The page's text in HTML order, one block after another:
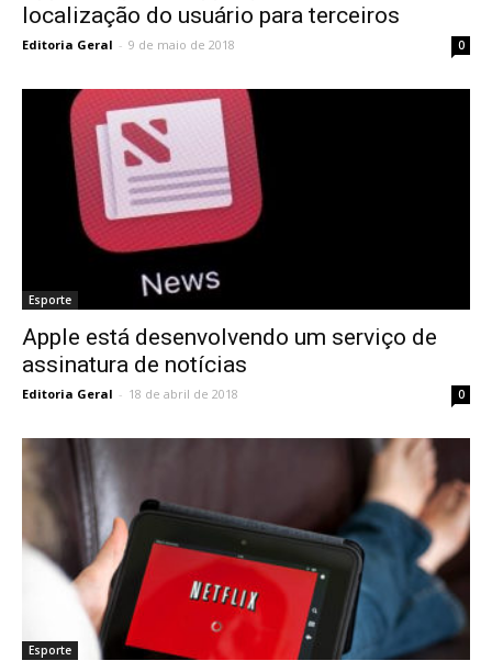
localização do usuário para terceiros
Editoria Geral - 9 de maio de 2018 0
Esporte
Apple está desenvolvendo um serviço de
assinatura de notícias
Editoria Geral - 18 de abril de 2018 0
Esporte